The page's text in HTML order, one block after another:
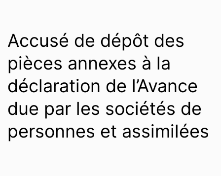
Accusé de dépôt des
pièces annexes à la
déclaration de l’Avance
due par les sociétés de
personnes et assimilées